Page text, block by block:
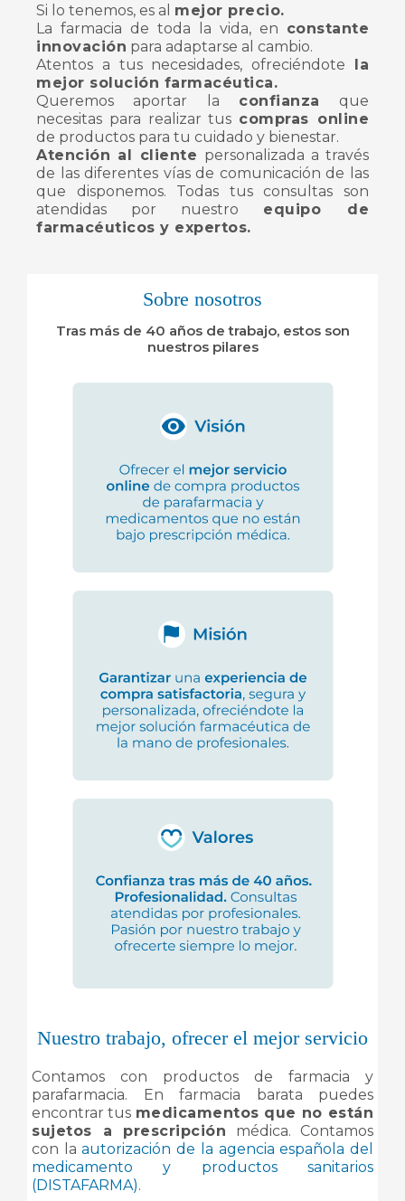
Si lo tenemos, es al mejor precio.
La farmacia de toda la vida, en constante
innovación para adaptarse al cambio.
Atentos a tus necesidades, ofreciéndote la
mejor solución farmacéutica.
Queremos aportar la confianza que
necesitas para realizar tus compras online
de productos para tu cuidado y bienestar.
Atención al cliente personalizada a través
de las diferentes vías de comunicación de las
que disponemos. Todas tus consultas son
atendidas por nuestro equipo de
farmacéuticos y expertos.
Sobre nosotros
Tras más de 40 años de trabajo, estos son
nuestros pilares​
Nuestro trabajo, ofrecer el mejor servicio
Contamos con productos de farmacia y
parafarmacia. En farmacia barata puedes
encontrar tus medicamentos que no están
sujetos a prescripción médica. Contamos
con laautorización de la agencia española del
medicamento y productos sanitarios
(DISTAFARMA).